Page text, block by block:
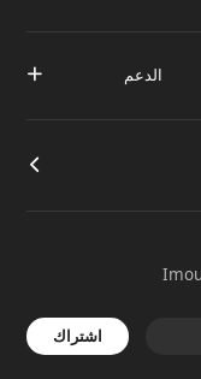
الدعم
اشتراك